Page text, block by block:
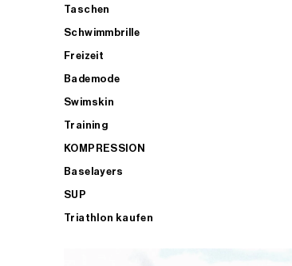
Taschen
Schwimmbrille
Freizeit
Bademode
Swimskin
Training
KOMPRESSION
Baselayers
SUP
Triathlon kaufen